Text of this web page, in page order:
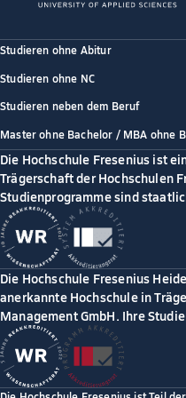
Studieren ohne Abitur
Studieren ohne NC
Studieren neben dem Beruf
Master ohne Bachelor / MBA ohne
Die Hochschule Fresenius ist
Trägerschaft der Hochschulen
Studienprogramme sind
Die Hochschule Fresenius
anerkannte Hochschule in
Management GmbH. Ihre